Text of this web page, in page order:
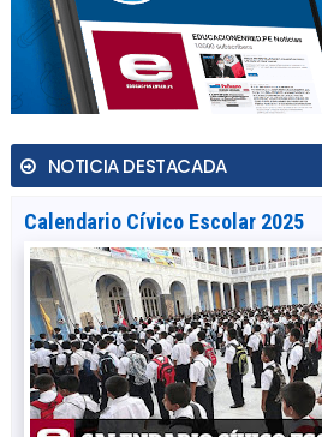
NOTICIA DESTACADA
Calendario Cívico Escolar 2025